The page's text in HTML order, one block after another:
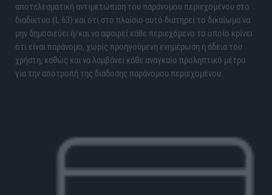
αποτελεσματική αντιμετώπιση του παράνομου περιεχομένου στο
διαδίκτυο (L 63) και ότι στο πλαίσιο αυτό διατηρεί το δικαίωμα να
μην δημοσιεύει ή/και να αφαιρεί κάθε περιεχόμενο το οποίο κρίνει
ότι είναι παράνομο, χωρίς προηγούμενη ενημέρωση ή άδεια του
χρήστη, καθώς και να λαμβάνει κάθε αναγκαίο προληπτικό μέτρο
για την αποτροπή της διάδοσης παράνομου περιεχομένου.